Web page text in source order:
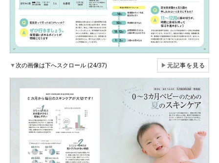
▼次の画像は下へスクロール (24/37) ▶元記事を見る